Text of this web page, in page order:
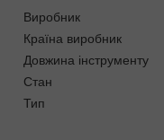
Виробник
Країна виробник
Довжина інструменту
Стан
Тип